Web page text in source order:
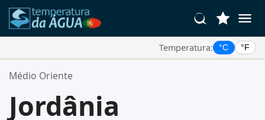
Temperatura: °C °F
Suas Localizações Favoritas:
Médio Oriente
Jordânia